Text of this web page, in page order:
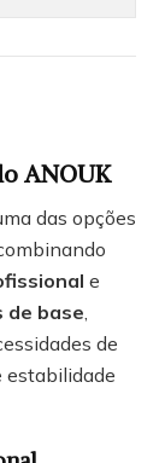
ANOUK
das opções
e
de base,
de
estabilidade